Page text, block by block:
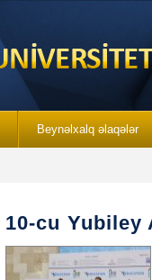
Beynəlxalq əlaqələr
10-cu Yubiley